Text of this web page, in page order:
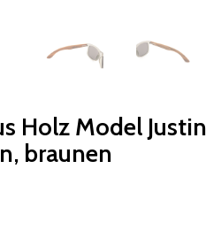
Holz Model Justin
braunen